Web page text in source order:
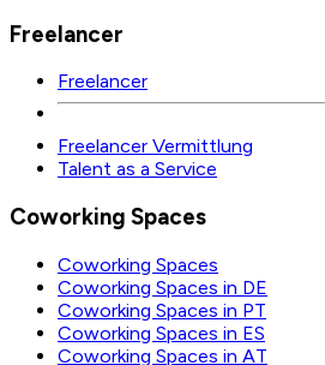
Freelancer
Freelancer
Freelancer Vermittlung
Talent as a Service
Coworking Spaces
Coworking Spaces
Coworking Spaces in DE
Coworking Spaces in PT
Coworking Spaces in ES
Coworking Spaces in AT